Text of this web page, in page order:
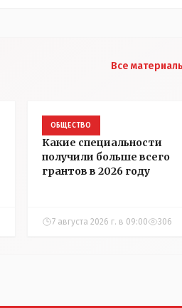
Все
ОБЩЕСТВО
Какие специальности
получили больше всего
грантов в 2026 году
7 августа 2026 г. в 09:00 306